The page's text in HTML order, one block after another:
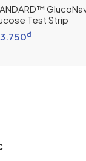
Test Strip
đ